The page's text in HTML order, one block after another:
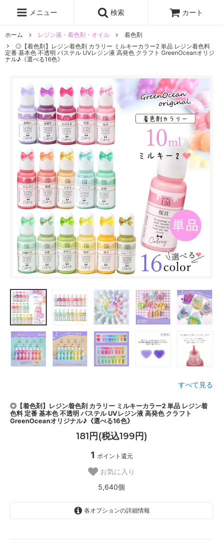
メニュー 検索 カート
ホーム レジン液・着色剤・オイル
着色剤
◎【着色剤】レジン着色剤 カラリー ミルキーカラー2 単品 レジン着色料
定番 基本色 不透明 パステル UVレジン液 高発色 クラフト GreenOceanオリジ
ナル♪《選べる16色》
すべて見る
◎【着色剤】レジン着色剤 カラリー ミルキーカラー2 単品 レジン着
色料 定番 基本色 不透明 パステル UVレジン液 高発色 クラフト
GreenOceanオリジナル♪《選べる16色》
181円(税込199円)
1 ポイント還元
お気に入り
5,640個
各オプションの詳細情報